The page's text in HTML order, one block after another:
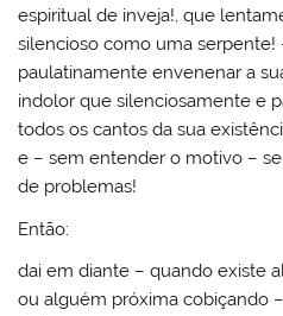
espiritual de inveja!, que
silencioso como uma serpente!
paulatinamente envenenar a
indolor que silenciosamente e
todos os cantos da sua
e – sem entender o motivo –
de problemas!
Então:
dai em diante – quando existe
ou alguém próxima cobiçando